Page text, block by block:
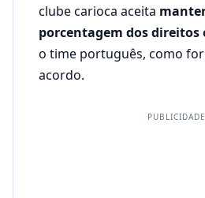
clube carioca aceita
porcentagem dos direitos
o time português, como
acordo.
PUBLICIDADE